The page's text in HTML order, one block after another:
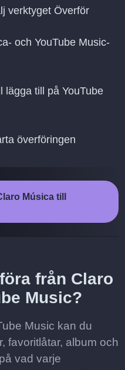
verktyget Överför
och YouTube Music-
lägga till på YouTube
överföringen
Música till
från Claro
Music?
Music kan du
favoritlåtar, album och
vad varje